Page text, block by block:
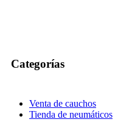
Categorías
Venta de cauchos
Tienda de neumáticos